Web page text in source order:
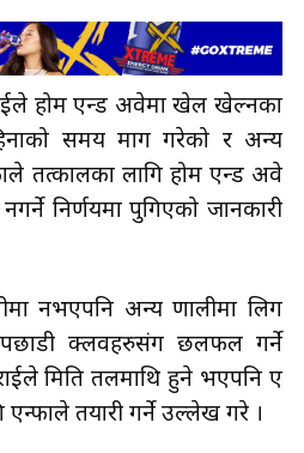
होम एन्ड अवेमा खेल खेल्नका
समय माग गरेको र अन्य
तत्कालका लागि होम एन्ड अवे
निर्णयमा पुगिएको जानकारी
नभएपनि अन्य प्रणालीमा लिग
क्लवहरुसंग छलफल गर्ने
मिति तलमाथि हुने भएपनि ए
एन्फाले तयारी गर्ने उल्लेख गरे ।